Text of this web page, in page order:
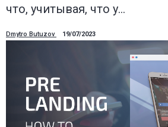
что, учитывая, что у…
Dmytro Butuzov 19/07/2023